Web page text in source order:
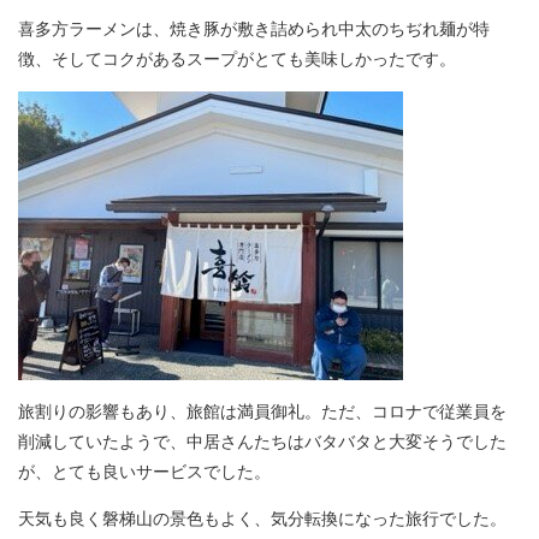
喜多方ラーメンは、焼き豚が敷き詰められ中太のちぢれ麺が特
徴、そしてコクがあるスープがとても美味しかったです。
旅割りの影響もあり、旅館は満員御礼。ただ、コロナで従業員を
削減していたようで、中居さんたちはバタバタと大変そうでした
が、とても良いサービスでした。
天気も良く磐梯山の景色もよく、気分転換になった旅行でした。